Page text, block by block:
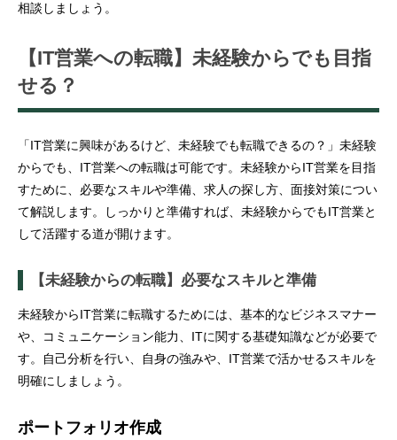
相談しましょう。
【IT営業への転職】未経験からでも目指
せる？
「IT営業に興味があるけど、未経験でも転職できるの？」未経験
からでも、IT営業への転職は可能です。未経験からIT営業を目指
すために、必要なスキルや準備、求人の探し方、面接対策につい
て解説します。しっかりと準備すれば、未経験からでもIT営業と
して活躍する道が開けます。
【未経験からの転職】必要なスキルと準備
未経験からIT営業に転職するためには、基本的なビジネスマナー
や、コミュニケーション能力、ITに関する基礎知識などが必要で
す。自己分析を行い、自身の強みや、IT営業で活かせるスキルを
明確にしましょう。
ポートフォリオ作成